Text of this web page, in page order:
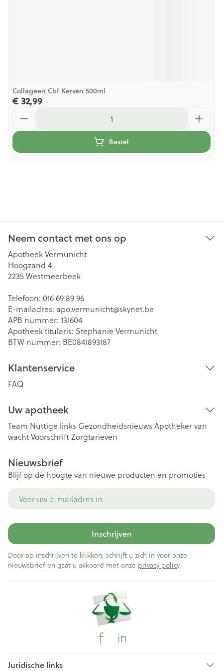
Collageen Cbf Kersen 500ml
€ 32,99
Bestel
Neem contact met ons op
Apotheek Vermunicht
Hoogzand 4
2235Westmeerbeek
Telefoon: 016 69 89 96
E-mailadres: apo.vermunicht@skynet.be
APB nummer: 131604
Apotheek titularis: Stephanie Vermunicht
BTW nummer: BE0841893187
Klantenservice
FAQ
Uw apotheek
Team Nuttige links Gezondheidsnieuws Apotheker van
wachtVoorschriftZorgtarieven
Nieuwsbrief
Blijf op de hoogte van nieuwe producten en promoties
Inschrijven
Door op inschrijven te klikken, schrijft u zich in voor onze
nieuwsbrief en gaat u akkoord met onze privacy policy.
Juridische links